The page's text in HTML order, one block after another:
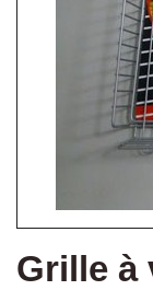
Grille à